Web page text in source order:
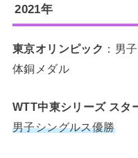
2021年
東京オリンピック ：男
体銅メダル
WTT中東シリーズ スタ
男子シングルス優勝